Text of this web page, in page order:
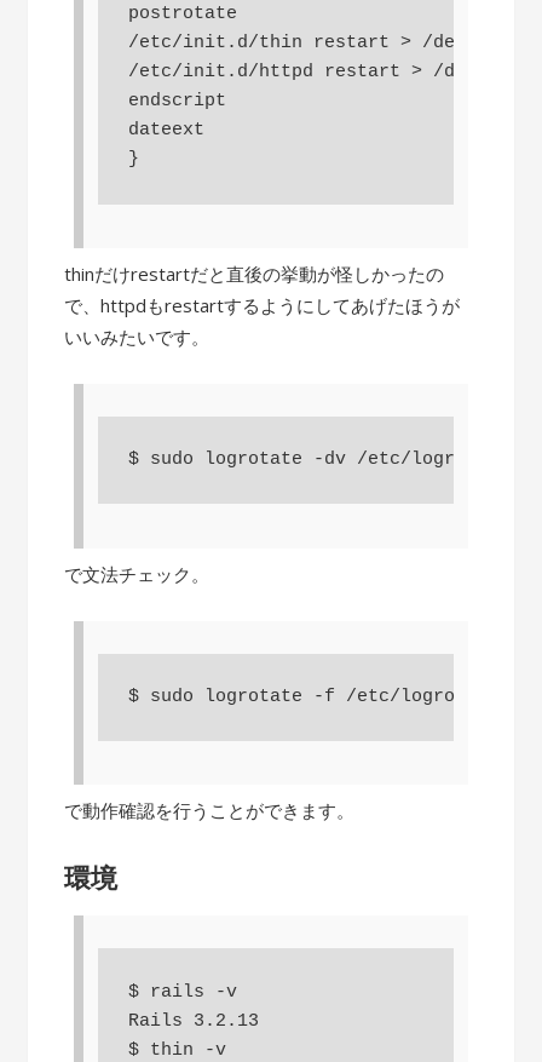
postrotate
/etc/init.d/thin restart > /dev/null
/etc/init.d/httpd restart > /dev/null
endscript
dateext
}
thinだけrestartだと直後の挙動が怪しかったの
で、httpdもrestartするようにしてあげたほうが
いいみたいです。
$ sudo logrotate -dv /etc/logrotate.d/
で文法チェック。
$ sudo logrotate -f /etc/logrotate.d/
で動作確認を行うことができます。
環境
$ rails -v
Rails 3.2.13
$ thin -v